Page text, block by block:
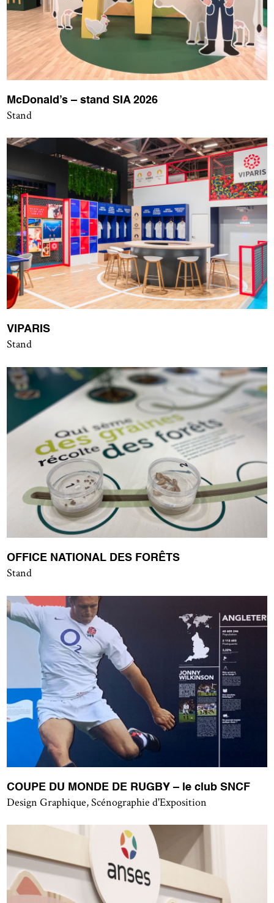
McDonald’s – stand SIA 2026
Stand
VIPARIS
Stand
OFFICE NATIONAL DES FORÊTS
Stand
COUPE DU MONDE DE RUGBY – le club SNCF
Design Graphique, Scénographie d'Exposition